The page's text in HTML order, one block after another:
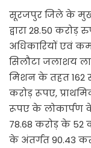
सूरजपुर जिले के
द्वारा 28.50
अधिकारियों एवं
सिलौटा जलाशय
मिशन के तहत 162
करोड़ रूपए,
रूपए के लोकार्पण
78.68 करोड़ के 52
के अंतर्गत 90.43